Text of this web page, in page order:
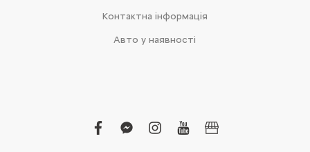
Контактна інформація
Авто у наявності
facebook
facebook-
instagram
youtubebusiness